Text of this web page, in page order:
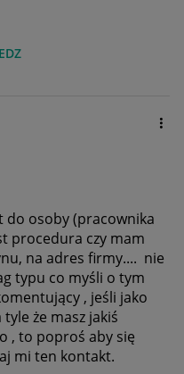
do osoby (pracownika
procedura czy mam
na adres firmy.... nie
typu co myśli o tym
, jeśli jako
że masz jakiś
, to poproś aby się
mi ten kontakt.